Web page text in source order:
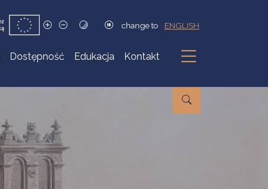
change to ENGLISH
Dostępność Edukacja Kontakt
Podmenu